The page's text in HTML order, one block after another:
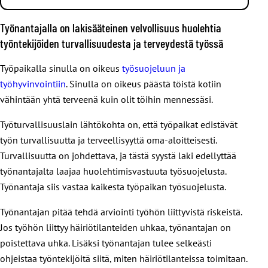
joka ohjaa lääkehoidon antamista myös kouluissa.
Oppaan mukaan koululaisen lääkehoidosta vastaavat
vanhemmat ja lapsi itse. Lääkehoitoon liittyvät
toimintamallit kuvataan koulu- ja oppilaitoskohtaisessa
oppilas- ja opiskelijahuoltosuunnitelmassa.
Vanhemmat huolehtivat siitä, että lääkehoidon
toteuttamisesta sovitaan yhdessä terveys- ja opetustoimen
työntekijöiden kanssa. Näin pitää toimia, kun koululaisella
on lääkehoitoa vaativa sairaus tai kouluun on tulossa lapsi,
joka tarvitsee säännöllistä lääkehoitoa.
Näistä asioista pitää sopia:
kuka lääkityksen toteuttaa
kuka toimii lääkityksen antajan varahenkilönä
miten perehdytys hoidetaan
käytöksestä aiheutuvia poikkeustilanteita.
sanallisesti ohjeistamalla ja keskustelemalla.
Perusopetuslain perusteella koulunkäynninohjaaja ei saa
Päättää oppilaan ojentamistoimenpiteistä
(kasvatuskeskustelu, jälki-istunto).
Poistaa oppilasta opetustilanteesta tai koulun
tilaisuudesta.
Ottaa oppilaalta haltuun esineitä tai tavaroita tai
Puuttua oppilaan fyysiseen koskemattomuuteen
käyttämällä voimakeinoja.
Samat säännöt lait koskevat myös aamu- ja
Työnantajalla on lakisääteinen velvollisuus huolehtia
työntekijöiden turvallisuudesta ja terveydestä työssä
Työpaikalla sinulla on oikeus työsuojeluun ja
työhyvinvointiin. Sinulla on oikeus päästä töistä kotiin
vähintään yhtä terveenä kuin olit töihin mennessäsi.
Työturvallisuuslain lähtökohta on, että työpaikat edistävät
työn turvallisuutta ja terveellisyyttä oma-aloitteisesti.
Turvallisuutta on johdettava, ja tästä syystä laki edellyttää
työnantajalta laajaa huolehtimisvastuuta työsuojelusta.
Työnantaja siis vastaa kaikesta työpaikan työsuojelusta.
Työnantajan pitää tehdä arviointi työhön liittyvistä riskeistä.
Jos työhön liittyy häiriötilanteiden uhkaa, työnantajan on
poistettava uhka. Lisäksi työnantajan tulee selkeästi
ohjeistaa työntekijöitä siitä, miten häiriötilanteissa toimitaan.